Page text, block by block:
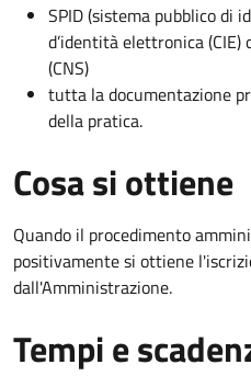
SPID (sistema pubblico di
d’identità elettronica
(CNS)
tutta la documentazione
della pratica.
Cosa si ottiene
Quando il procedimento
positivamente si ottiene
dall'Amministrazione.
Tempi e